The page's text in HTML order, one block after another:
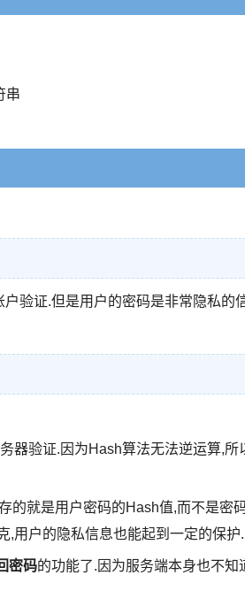
串
验证.但是用户的密码是非常隐私的
器验证.因为Hash算法无法逆运算,所
的就是用户密码的Hash值,而不是密
,用户的隐私信息也能起到一定的保护.
密码的功能了.因为服务端本身也不知